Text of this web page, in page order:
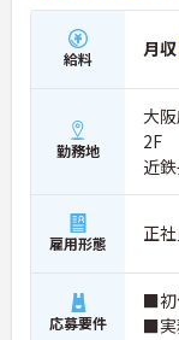
給料 月収
勤務地
大
2F
近
雇用形態 正
応募要件
■初
■実